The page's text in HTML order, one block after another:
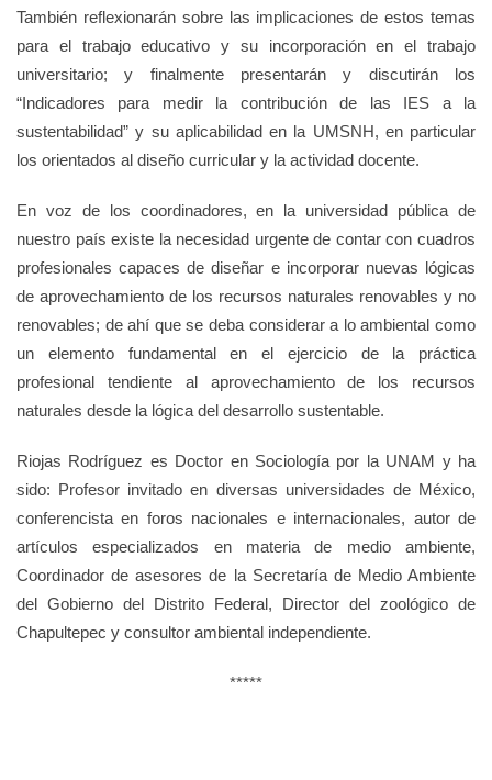
También reflexionarán sobre las implicaciones de estos temas
para el trabajo educativo y su incorporación en el trabajo
universitario; y finalmente presentarán y discutirán los
“Indicadores para medir la contribución de las IES a la
sustentabilidad” y su aplicabilidad en la UMSNH, en particular
los orientados al diseño curricular y la actividad docente.
En voz de los coordinadores, en la universidad pública de
nuestro país existe la necesidad urgente de contar con cuadros
profesionales capaces de diseñar e incorporar nuevas lógicas
de aprovechamiento de los recursos naturales renovables y no
renovables; de ahí que se deba considerar a lo ambiental como
un elemento fundamental en el ejercicio de la práctica
profesional tendiente al aprovechamiento de los recursos
naturales desde la lógica del desarrollo sustentable.
Riojas Rodríguez es Doctor en Sociología por la UNAM y ha
sido: Profesor invitado en diversas universidades de México,
conferencista en foros nacionales e internacionales, autor de
artículos especializados en materia de medio ambiente,
Coordinador de asesores de la Secretaría de Medio Ambiente
del Gobierno del Distrito Federal, Director del zoológico de
Chapultepec y consultor ambiental independiente.
*****